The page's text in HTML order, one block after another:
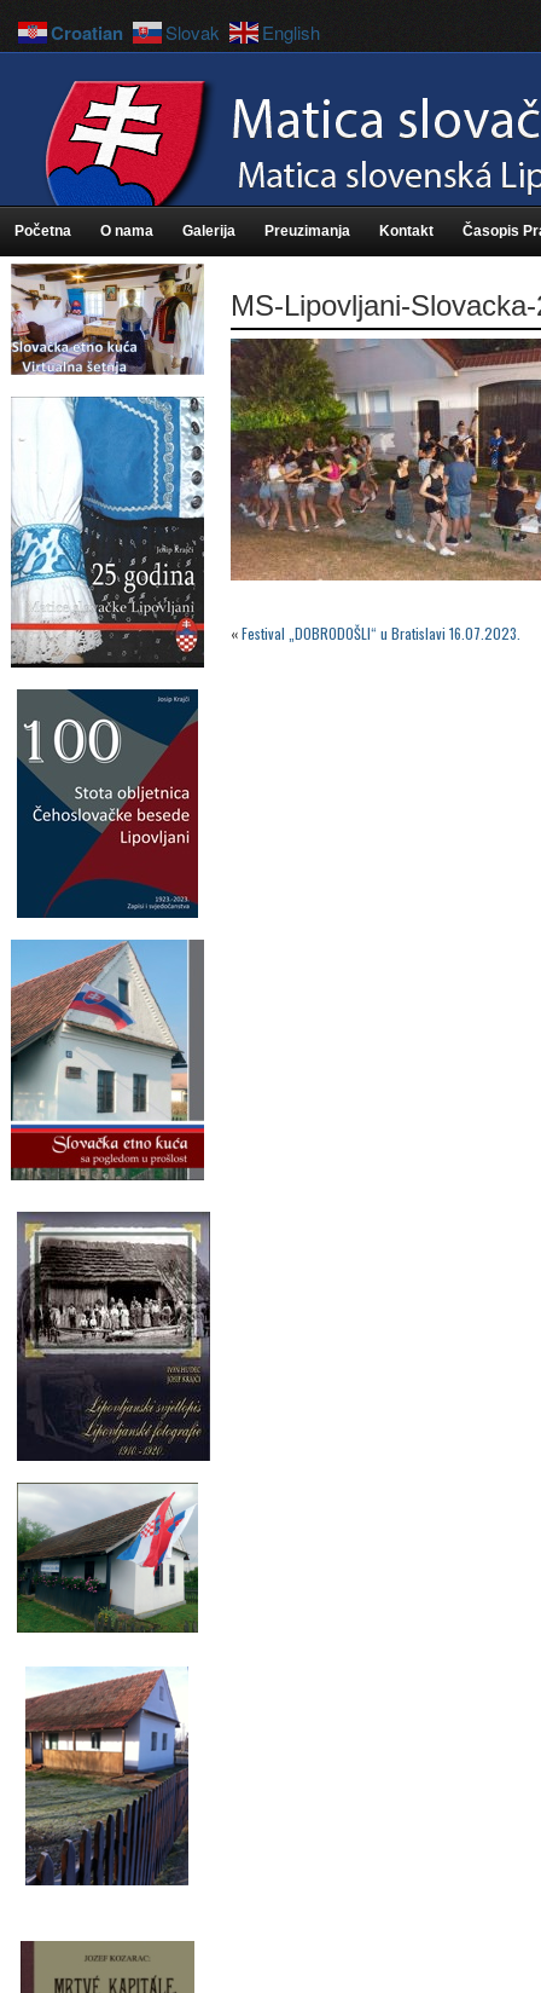
Početna O nama Galerija Preuzimanja Kontakt Časopis
MS-Lipovljani-
«Festival „DOBRODOŠLI“ u Bratislavi 16.07.2023.
Croatian Slovak English